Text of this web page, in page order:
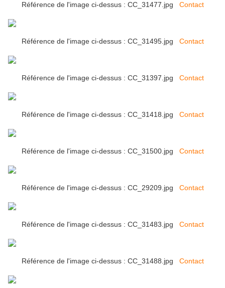
Référence de l'image ci-dessus : CC_31477.jpg Contact
Référence de l'image ci-dessus : CC_31495.jpg Contact
Référence de l'image ci-dessus : CC_31397.jpg Contact
Référence de l'image ci-dessus : CC_31418.jpg Contact
Référence de l'image ci-dessus : CC_31500.jpg Contact
Référence de l'image ci-dessus : CC_29209.jpg Contact
Référence de l'image ci-dessus : CC_31483.jpg Contact
Référence de l'image ci-dessus : CC_31488.jpg Contact